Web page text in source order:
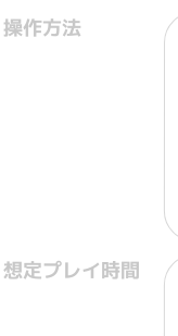
操作方法
想定プレイ時間